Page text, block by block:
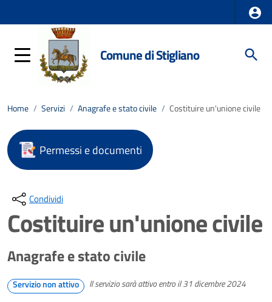
Comune di Stigliano
Home / Servizi / Anagrafe e stato civile / Costituire un'unione civile
Permessi e documenti
Condividi
Costituire un'unione civile
Anagrafe e stato civile
Servizio non attivo Il servizio sarà attivo entro il 31 dicembre 2024